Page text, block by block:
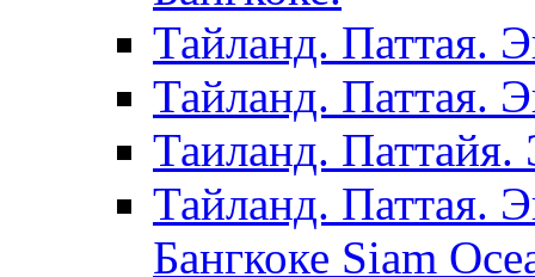
Тайланд. Паттая.
Тайланд. Паттая.
Таиланд.
Тайланд. Паттая.
Бангкоке Siam